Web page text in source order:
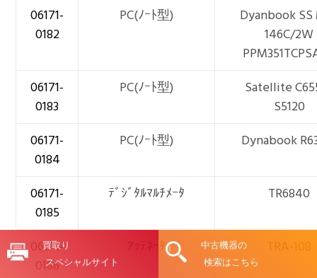
06171-
0182
PC(ﾉｰﾄ型)
Dyanbook SS
146C/2W
06171-
0183
PC(ﾉｰﾄ型)
Satellite
S5120
06171-
0184
PC(ﾉｰﾄ型) Dynabook
06171-
0185
ﾃﾞｼﾞﾀﾙﾏﾙﾁﾒｰﾀ TR6840
06171-
0186
ｱｯﾃﾈｰﾀ
買取り
スペシャルサイト
中古機器の
検索はこちら